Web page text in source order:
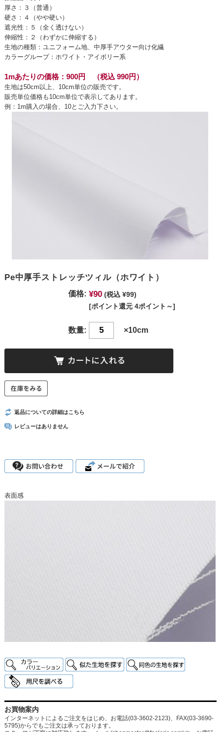
厚さ：３（普通）
硬さ：４（やや硬い）
遮光性：５（全く透けない）
伸縮性：２（わずかに伸縮する）
生地の種類：ユニフォーム地、中厚手アウター向け化繊
カラーグループ：ホワイト・アイボリー系
1mあたりの価格：900円 （税込 990円）
生地は50cm以上、10cm単位の販売です。
販売単位価格も10cm単位で表示してあります。
例：1m購入の場合、10とご入力下さい。
Pe中厚手ストレッチツィル（ホワイト）
価格: ¥90 (税込 ¥99)
[ポイント還元 4ポイント～]
数量: ×10cm
返品についての詳細はこちら
レビューはありません
表面感
お買物案内
インターネットによるご注文をはじめ、お電話(03-3602-2123)、FAX(03-3690-
5795)からでもご注文は承っております。